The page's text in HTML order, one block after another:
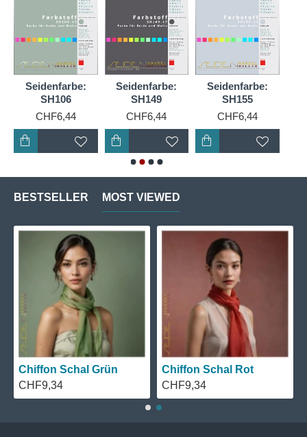
Seidenfarbe:
SH106
CHF6,44
Seidenfarbe:
SH149
CHF6,44
Seidenfarbe:
SH155
CHF6,44
BESTSELLER MOST VIEWED
Chiffon Schal Grün
CHF9,34
Chiffon Schal Rot
CHF9,34